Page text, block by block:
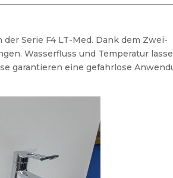
Serie F4 LT-Med. Dank dem Zwei-
Wasserfluss und Temperatur
garantieren eine gefahrlose